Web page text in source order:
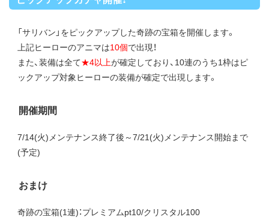
「サリバン」をピックアップした奇跡の宝箱を開催します。
上記ヒーローのアニマは10個で出現！
また、装備は全て★4以上が確定しており、10連のうち1枠はピ
ックアップ対象ヒーローの装備が確定で出現します。
開催期間
7/14(火)メンテナンス終了後～7/21(火)メンテナンス開始まで
(予定)
おまけ
奇跡の宝箱(1連)：プレミアムpt10/クリスタル100